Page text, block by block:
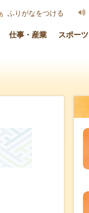
ふりがなをつける
仕事・産業 スポー